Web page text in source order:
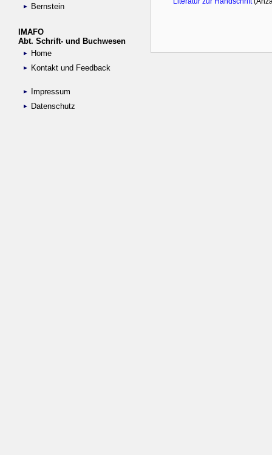
Bernstein
IMAFO
Abt. Schrift- und Buchwesen
Home
Kontakt und Feedback
Impressum
Datenschutz